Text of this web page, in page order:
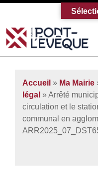
Accueil » Ma Mairie
légal » Arrêté
circulation et le
communal en